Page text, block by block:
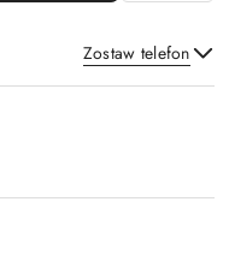
Zostaw telefon